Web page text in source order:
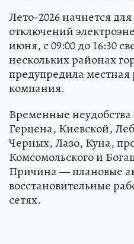
Лето-2026 начнется
отключений
июня, с 09:00 до 16:30
нескольких районах
предупредила
компания.
Временные
Герцена, Киевской,
Черных, Лазо, Куна,
Комсомольского и
Причина — плановые
восстановительные
сетях.